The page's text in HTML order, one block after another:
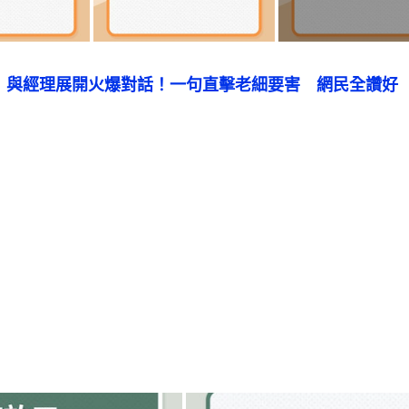
與經理展開火爆對話！一句直擊老細要害　網民全讚好